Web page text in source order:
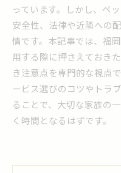
っています。しかし、ペ
安全性、法律や近隣への
情です。本記事では、福
用する際に押さえておき
き注意点を専門的な視点
ービス選びのコツやトラ
ることで、大切な家族の
く時間となるはずです。